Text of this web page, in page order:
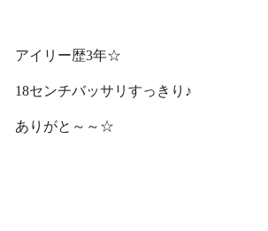
アイリー歴3年☆
18センチバッサリすっきり♪
ありがと～～☆